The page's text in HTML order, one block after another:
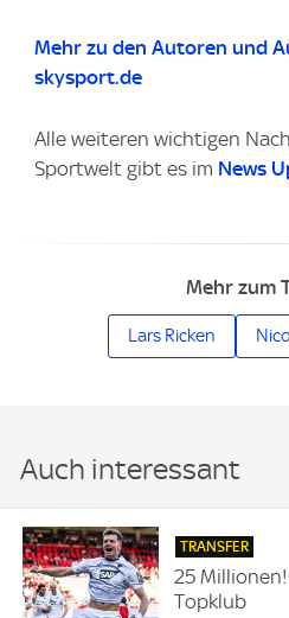
Mehr zu den Autoren und
skysport.de
Alle weiteren wichtigen
Sportwelt gibt es im News
Mehr zum
Lars Ricken
Auch interessant
TRANSFER
25
Topklub